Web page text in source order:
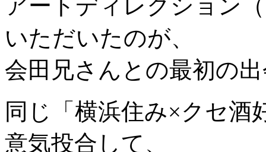
アートディレクション
いただいたのが、
会田兄さんとの最初の
同じ「横浜住み×クセ酒
意気投合して、